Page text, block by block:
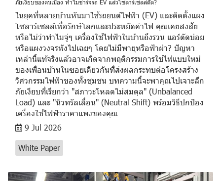
ภัยเงียบของคนเมือง ทำไมชาร์จรถ EV แล้วโซลาร์เซลล์ตัด?
ในยุคที่หลายบ้านหันมาใช้รถยนต์ไฟฟ้า (EV) และติดตั้งแผง
โซลาร์เซลล์เพื่อรักษ์โลกและประหยัดค่าไฟ คุณเคยสงสัย
หรือไม่ว่าทำไมจู่ๆ เครื่องใช้ไฟฟ้าในบ้านถึงรวน แอร์ตัดบ่อย
หรือแผงวงจรพังไปเฉยๆ โดยไม่มีพายุหรือฟ้าผ่า? ปัญหา
เหล่านี้แท้จริงแล้วอาจเกิดจากพฤติกรรมการใช้ไฟแบบใหม่
ของเพื่อนบ้านในซอยเดียวกันที่ส่งผลกระทบต่อโครงสร้าง
วิศวกรรมไฟฟ้าของทั้งชุมชน บทความนี้จะพาคุณไปเจาะลึก
ภัยเงียบที่เรียกว่า "สภาวะโหลดไม่สมดุล" (Unbalanced
Load) และ "นิวทรัลเลื่อน" (Neutral Shift) พร้อมวิธีปกป้อง
เครื่องใช้ไฟฟ้าราคาแพงของคุณ
9 Jul 2026
White Paper